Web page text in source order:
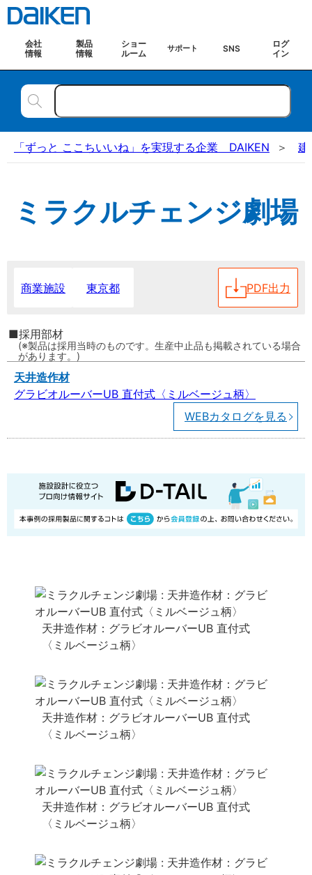
会社
情報
製品
情報
ショー
ルーム
サポート SNS
ログ
イン
「ずっと ここちいいね」を実現する企業 DAIKEN 建
ミラクルチェンジ劇場
商業施設 東京都 PDF出力
採用部材
製品は採用当時のものです。生産中止品も掲載されている場合
があります。
天井造作材
グラビオルーバーUB 直付式〈ミルベージュ柄〉
WEBカタログを見る
天井造作材：グラビオルーバーUB 直付式
〈ミルベージュ柄〉
天井造作材：グラビオルーバーUB 直付式
〈ミルベージュ柄〉
天井造作材：グラビオルーバーUB 直付式
〈ミルベージュ柄〉